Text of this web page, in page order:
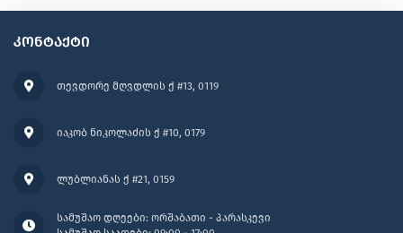
კონტაქტი
თევდორე მღვდლის ქ #13, 0119
სამუშაო დღეები: ორშაბათი - პარასკევი
იაკობ ნიკოლაძის ქ #10, 0179
ლუბლიანას ქ #21, 0159